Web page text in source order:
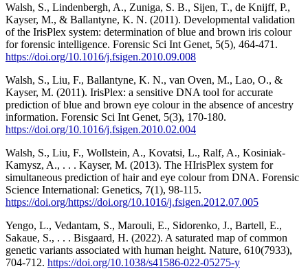
Walsh, S., Lindenbergh, A., Zuniga, S. B., Sijen, T., de Knijff, P.,
Kayser, M., & Ballantyne, K. N. (2011). Developmental validation
of the IrisPlex system: determination of blue and brown iris colour
for forensic intelligence. Forensic Sci Int Genet, 5(5), 464-471.
https://doi.org/10.1016/j.fsigen.2010.09.008
Walsh, S., Liu, F., Ballantyne, K. N., van Oven, M., Lao, O., &
Kayser, M. (2011). IrisPlex: a sensitive DNA tool for accurate
prediction of blue and brown eye colour in the absence of ancestry
information. Forensic Sci Int Genet, 5(3), 170-180.
https://doi.org/10.1016/j.fsigen.2010.02.004
Walsh, S., Liu, F., Wollstein, A., Kovatsi, L., Ralf, A., Kosiniak-
Kamysz, A., . . . Kayser, M. (2013). The HIrisPlex system for
simultaneous prediction of hair and eye colour from DNA. Forensic
Science International: Genetics, 7(1), 98-115.
https://doi.org/https://doi.org/10.1016/j.fsigen.2012.07.005
Yengo, L., Vedantam, S., Marouli, E., Sidorenko, J., Bartell, E.,
Sakaue, S., . . . Bisgaard, H. (2022). A saturated map of common
genetic variants associated with human height. Nature, 610(7933),
704-712. https://doi.org/10.1038/s41586-022-05275-y